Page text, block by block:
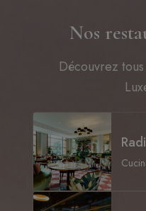
Nos
Découvrez